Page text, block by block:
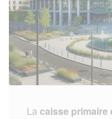
Lacaisse primaire